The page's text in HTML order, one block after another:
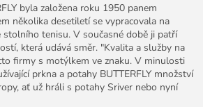
byla založena roku 1950 panem
několika desetiletí se vypracovala na
stolního tenisu. V současné době ji patří
která udává směr. "Kvalita a služby na
firmy s motýlkem ve znaku. V minulosti
prkna a potahy BUTTERFLY množství
ať už hráli s potahy Sriver nebo nyní